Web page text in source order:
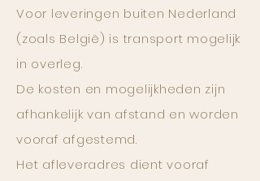
Voor leveringen buiten Nederland
(zoals België) is transport mogelijk
in overleg.
De kosten en mogelijkheden zijn
afhankelijk van afstand en worden
vooraf afgestemd.
Het afleveradres dient vooraf